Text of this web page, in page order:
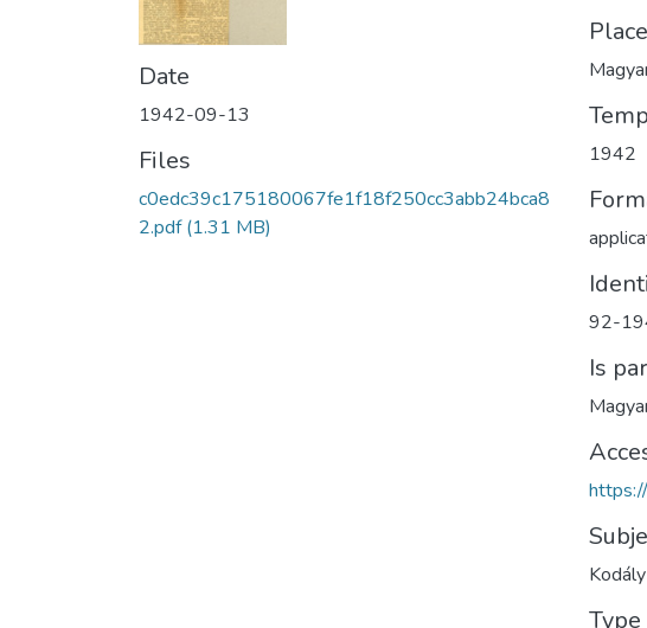
Date
1942-09-13
Files
c0edc39c175180067fe1f18f250cc3abb24bca8
2.pdf(1.31 MB)
1942
92-
Is
Type